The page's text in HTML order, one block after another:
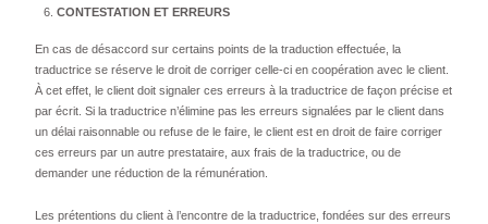
CONTESTATION ET ERREURS
En cas de désaccord sur certains points de la traduction effectuée, la
traductrice se réserve le droit de corriger celle-ci en coopération avec le client.
À cet effet, le client doit signaler ces erreurs à la traductrice de façon précise et
par écrit. Si la traductrice n’élimine pas les erreurs signalées par le client dans
un délai raisonnable ou refuse de le faire, le client est en droit de faire corriger
ces erreurs par un autre prestataire, aux frais de la traductrice, ou de
demander une réduction de la rémunération.
Les prétentions du client à l’encontre de la traductrice, fondées sur des erreurs